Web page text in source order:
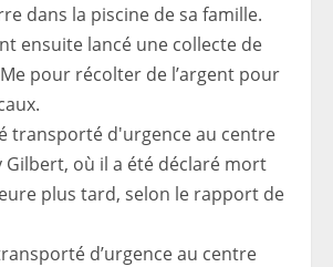
dans la piscine de sa famille.
ensuite lancé une collecte de
pour récolter de l’argent pour
d’urgence au centre